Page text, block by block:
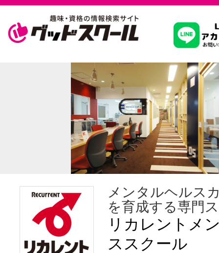
習いたいこ
スクールを
駅・路線か
通信講座を
体験レッス
メンタルヘルス
を育成する専門
リカレントメ
ススクール